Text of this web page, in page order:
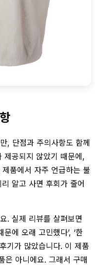
, 단점과 주의사항도 함께
제공되지 않았기 때문에,
품에서 자주 언급하는 불
알고 사면 후회가 줄어
. 실제 리뷰를 살펴보면
에 오래 고민했다’, ‘한
기가 많았습니다. 이 제품
은 아니에요. 그래서 구매